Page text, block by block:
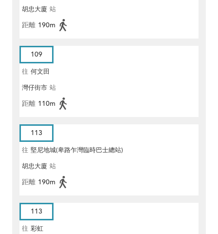
胡忠大廈 站
距離 190m
109
往 何文田
灣仔街市 站
距離 110m
113
往 堅尼地城(卑路乍灣臨時巴士總站)
胡忠大廈 站
距離 190m
113
往 彩虹